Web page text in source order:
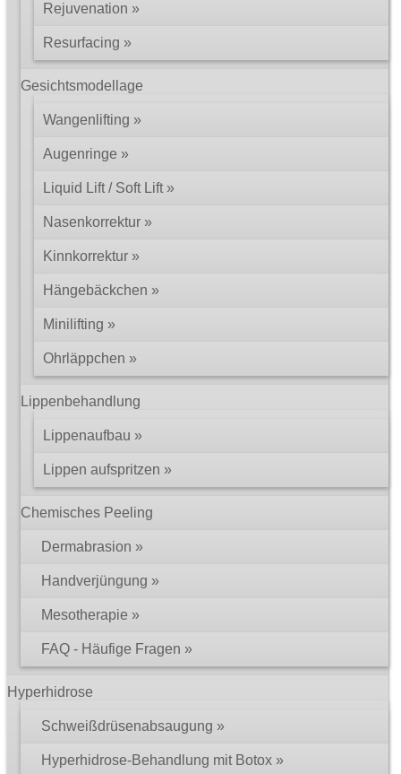
Rejuvenation
Resurfacing
Gesichtsmodellage
Wangenlifting
Augenringe
Liquid Lift / Soft Lift
Nasenkorrektur
Kinnkorrektur
Hängebäckchen
Minilifting
Ohrläppchen
Lippenbehandlung
Lippenaufbau
Lippen aufspritzen
Chemisches Peeling
Dermabrasion
Handverjüngung
Mesotherapie
FAQ - Häufige Fragen
Hyperhidrose
Schweißdrüsenabsaugung
Hyperhidrose-Behandlung mit Botox